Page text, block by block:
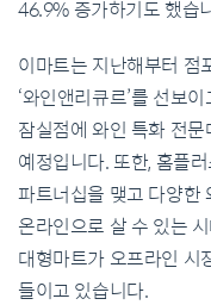
46.9% 증가하기도 했습
이마트는 지난해부터 점
‘와인앤리큐르’를 선보
잠실점에 와인 특화 전
예정입니다. 또한, 홈플
파트너십을 맺고 다양한
온라인으로 살 수 있는
대형마트가 오프라인 시
들이고 있습니다.